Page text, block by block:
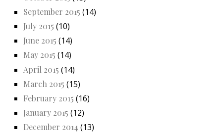
September 2015 (14)
July 2015 (10)
June 2015 (14)
May 2015 (14)
April 2015 (14)
March 2015 (15)
February 2015 (16)
January 2015 (12)
December 2014 (13)